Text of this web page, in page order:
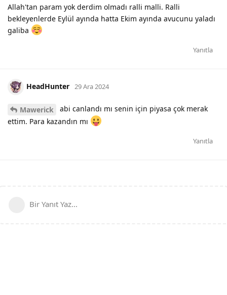
Allah'tan param yok derdim olmadı ralli malli. Ralli
bekleyenlerde Eylül ayında hatta Ekim ayında avucunu yaladı
galiba
Yanıtla
HeadHunter 29 Ara 2024
Mawerick
abi canlandı mı senin için piyasa çok merak
ettim. Para kazandın mı
Yanıtla
Bir Yanıt Yaz...